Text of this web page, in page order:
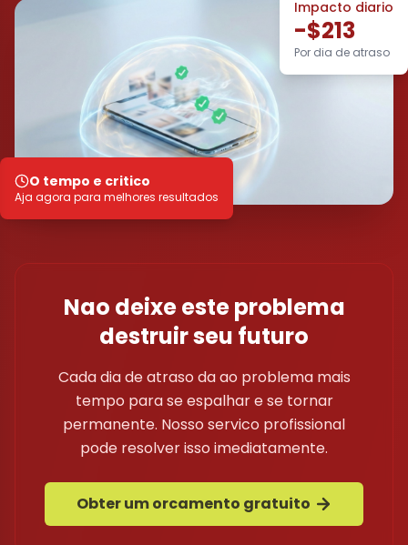
Impacto diario
-$213
Por dia de atraso
O tempo e critico
Aja agora para melhores resultados
Nao deixe este problema
destruir seu futuro
Cada dia de atraso da ao problema mais
tempo para se espalhar e se tornar
permanente. Nosso servico profissional
pode resolver isso imediatamente.
Obter um orcamento gratuito